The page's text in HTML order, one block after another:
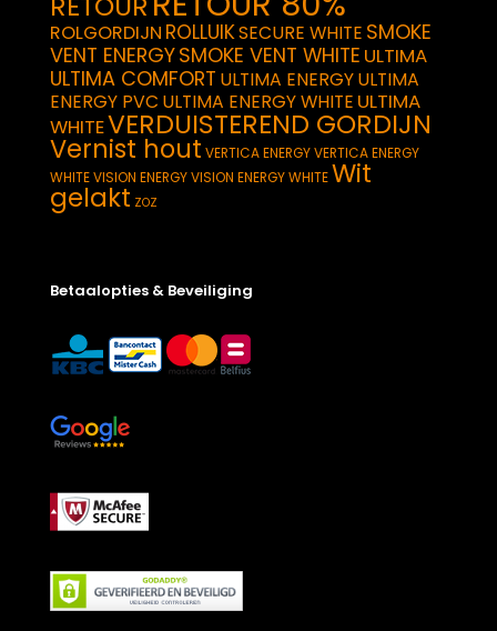
ROLGORDIJN ROLLUIKSECURE WHITE SMOKE
VENT ENERGYSMOKE VENT WHITE ULTIMA
ULTIMA COMFORT ULTIMA ENERGYULTIMA
ENERGY PVC ULTIMA ENERGY WHITE ULTIMA
WHITEVERDUISTEREND GORDIJN
Vernist hout VERTICA ENERGYVERTICA ENERGY
WHITEVISION ENERGYVISION ENERGY WHITEWit
gelakt ZOZ
Betaalopties & Beveiliging